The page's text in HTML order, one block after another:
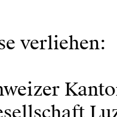
verliehen: